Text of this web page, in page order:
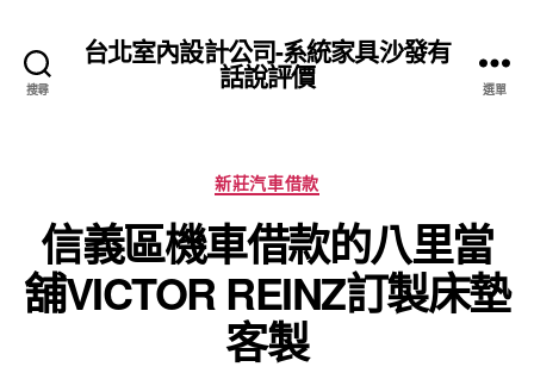
搜尋
台北室內設計公司-系統家具沙發有
話說評價 選單
分
類
新莊汽車借款
信義區機車借款的八里當
舖VICTOR REINZ訂製床墊
客製